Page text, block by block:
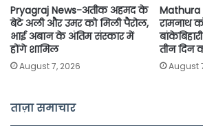
Pryagraj News-अतीक अहमद के
बेटे अली और उमर को मिली पैरोल,
भाई अबान के अंतिम संस्कार में
होंगे शामिल
August 7, 2026
Mathura
रामनाथ
तीन दिन
August
ताज़ा समाचार